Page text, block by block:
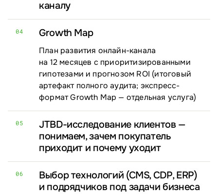
каналу
04 Growth Map
План развития онлайн-канала
на 12 месяцев с приоритизированными
гипотезами и прогнозом ROI (итоговый
артефакт полного аудита; экспресс-
формат Growth Map — отдельная услуга)
05
JTBD-исследование клиентов —
понимаем, зачем покупатель
приходит и почему уходит
06
Выбор технологий (CMS, CDP, ERP)
и подрядчиков под задачи бизнеса